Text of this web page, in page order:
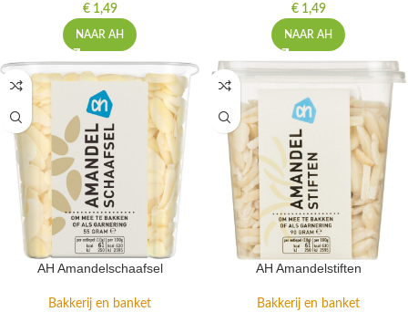
€1,49
NAAR AH
€1,49
NAAR AH
AH Amandelschaafsel
Bakkerij en banket
AH Amandelstiften
Bakkerij en banket